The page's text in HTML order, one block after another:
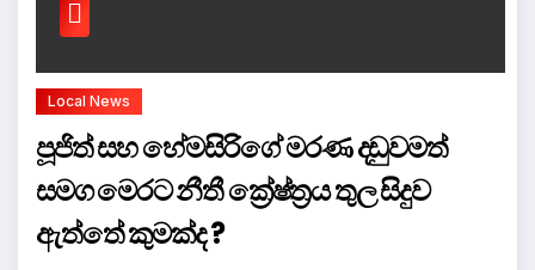
Local News
පූජිත් සහ හේමසිරිගේ මරණ දඩුවමත්
සමග මෙරට නීතී ක්‍රේෂ්ත්‍රය තුල සිදුව
ඇත්තේ කුමක්ද ?